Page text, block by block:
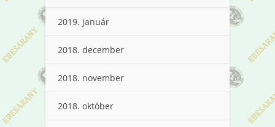
2019. január
2018. december
2018. november
2018. október